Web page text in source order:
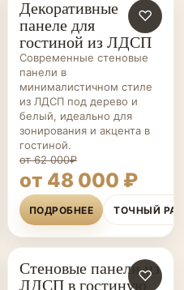
СТЕНОВЫЕ
ПАНЕЛИ НА ЗАКАЗ
♡
Декоративные
панеле для
гостиной из ЛДСП
Современные стеновые
панели в
минималистичном стиле
из ЛДСП под дерево и
белый, идеально для
зонирования и акцента в
гостиной.
от 62 000₽
от 48 000 ₽
ПОДРОБНЕЕ ТОЧНЫЙ
СТЕНОВЫЕ
ПАНЕЛИ НА ЗАКАЗ
♡
Стеновые панели из
ЛДСП в гостиную